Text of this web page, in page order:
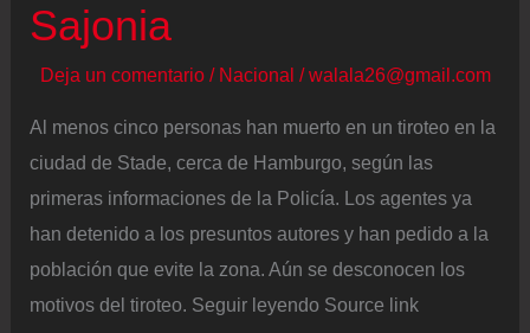
Sajonia
Deja un comentario / Nacional /walala26@gmail.com
Al menos cinco personas han muerto en un tiroteo en la
ciudad de Stade, cerca de Hamburgo, según las
primeras informaciones de la Policía. Los agentes ya
han detenido a los presuntos autores y han pedido a la
población que evite la zona. Aún se desconocen los
motivos del tiroteo. Seguir leyendo Source link